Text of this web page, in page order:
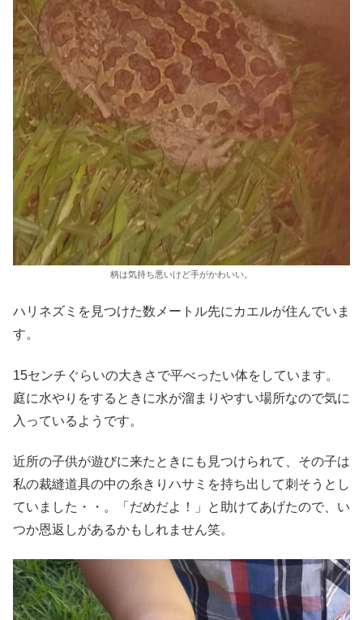
柄は気持ち悪いけど手がかわいい。
ハリネズミを見つけた数メートル先にカエルが住んでいま
す。
15センチぐらいの大きさで平べったい体をしています。
庭に水やりをするときに水が溜まりやすい場所なので気に
入っているようです。
近所の子供が遊びに来たときにも見つけられて、その子は
私の裁縫道具の中の糸きりハサミを持ち出して刺そうとし
ていました・・。「だめだよ！」と助けてあげたので、い
つか恩返しがあるかもしれません笑。